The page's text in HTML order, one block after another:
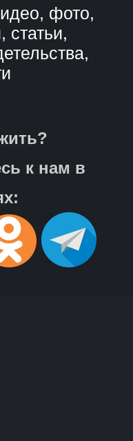
фото,
статьи,
к нам в